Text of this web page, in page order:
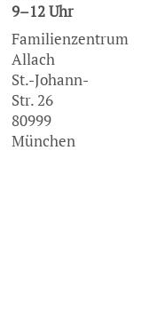
9–12 Uhr
Familienzentrum
Allach
St.-Johann-
Str. 26
80999
München